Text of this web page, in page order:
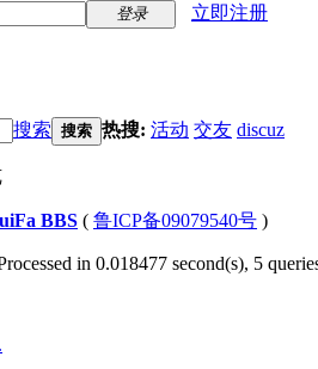
登录
立即注册
搜索 搜索 热搜: 活动 交友 discuz
BBS ( 鲁ICP备09079540号 )
in 0.018477 second(s), 5